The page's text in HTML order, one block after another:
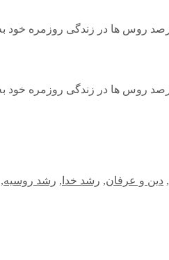
, دین و عرفان, رشد خدا , رشد روسیه,